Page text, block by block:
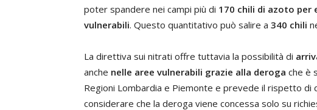
poter spandere nei campi più di 170 chili di azoto per
vulnerabili. Questo quantitativo può salire a 340 chili
La direttiva sui nitrati offre tuttavia la possibilità di
anche nelle aree vulnerabili grazie alla deroga che è
Regioni Lombardia e Piemonte e prevede il rispetto
considerare che la deroga viene concessa solo su